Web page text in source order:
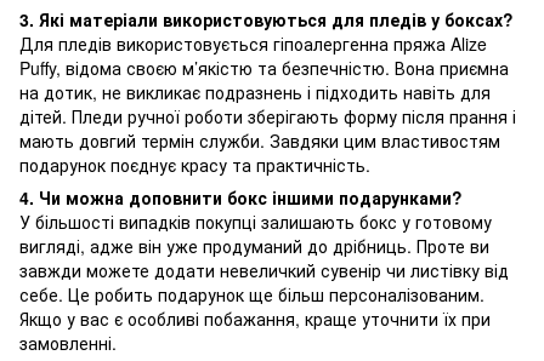
3. Які матеріали використовуються для пледів у боксах?
Для пледів використовується гіпоалергенна пряжа Alize
Puffy, відома своєю м’якістю та безпечністю. Вона приємна
на дотик, не викликає подразнень і підходить навіть для
дітей. Пледи ручної роботи зберігають форму після прання і
мають довгий термін служби. Завдяки цим властивостям
подарунок поєднує красу та практичність.
4. Чи можна доповнити бокс іншими подарунками?
У більшості випадків покупці залишають бокс у готовому
вигляді, адже він уже продуманий до дрібниць. Проте ви
завжди можете додати невеличкий сувенір чи листівку від
себе. Це робить подарунок ще більш персоналізованим.
Якщо у вас є особливі побажання, краще уточнити їх при
замовленні.